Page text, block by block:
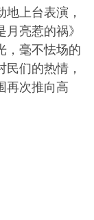
上台表演，
亮惹的祸》
，毫不怯场的
们的热情，
再次推向高